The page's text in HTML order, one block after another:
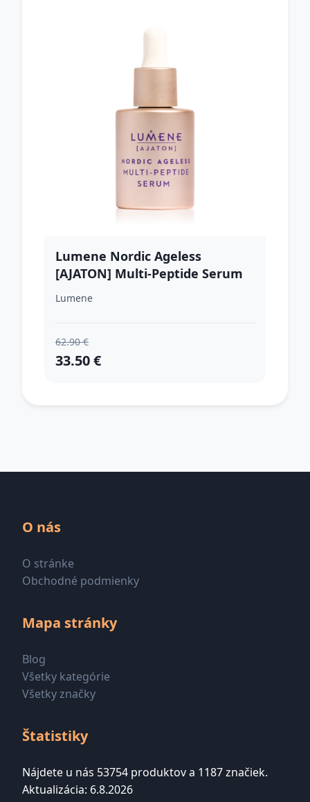
Lumene Nordic Ageless
[AJATON] Multi-Peptide Serum
spevňujúce sérum pre zrelú
Lumene
62.90 €
33.50 €
O nás
O stránke
Obchodné podmienky
Mapa stránky
Blog
Všetky kategórie
Všetky značky
Štatistiky
Nájdete u nás 53754 produktov a 1187 značiek.
Aktualizácia: 6.8.2026